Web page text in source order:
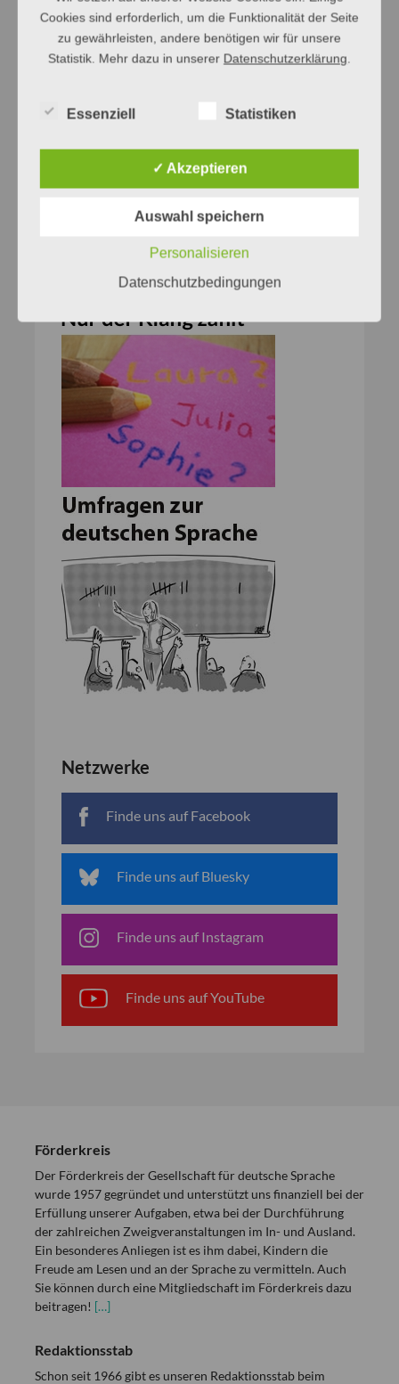
Netzwerke
Finde uns auf Facebook
Finde uns auf Bluesky
Finde uns auf Instagram
Finde uns auf YouTube
Förderkreis
Der Förderkreis der Gesellschaft für deutsche Sprache
wurde 1957 gegründet und unterstützt uns finanziell bei der
Erfüllung unserer Aufgaben, etwa bei der Durchführung
der zahlreichen Zweigveranstaltungen im In- und Ausland.
Ein besonderes Anliegen ist es ihm dabei, Kindern die
Freude am Lesen und an der Sprache zu vermitteln. Auch
Sie können durch eine Mitgliedschaft im Förderkreis dazu
beitragen! […]
Redaktionsstab
Schon seit 1966 gibt es unseren Redaktionsstab beim
Cookies sind erforderlich, um die Funktionalität der Seite
zu gewährleisten, andere benötigen wir für unsere
Statistik. Mehr dazu in unserer Datenschutzerklärung
Essenziell Statistiken
✓ Akzeptieren
Auswahl speichern
Personalisieren
Datenschutzbedingungen